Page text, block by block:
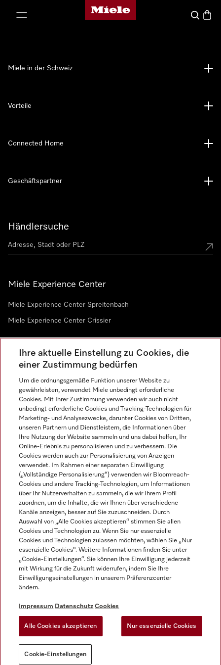
Miele-Homepage
Suche
Händlersuche
Miele Experience Center
Miele Experience Center Spreitenbach
Miele Experience Center Crissier
Newsletter
Sprache
DEUTSCH
Miele in der Schweiz
Vorteile
Connected Home
Geschäftspartner
Impressum
Datenschutz
Cookie-Einstellungen
Miele auf YoutubeMiele auf Instagram
Miele auf Facebook
Miele auf LinkedInMiele auf LinkedIn
Ihre aktuelle Einstellung zu Cookies, die
einer Zustimmung bedürfen
Um die ordnungsgemäße Funktion unserer Website zu
gewährleisten, verwendet Miele unbedingt erforderliche
Cookies. Mit Ihrer Zustimmung verwenden wir auch nicht
unbedingt erforderliche Cookies und Tracking-Technologien für
Marketing- und Analysezwecke, darunter Cookies von Dritten,
unseren Partnern und Dienstleistern, die Informationen über
Ihre Nutzung der Website sammeln und uns dabei helfen, Ihr
Online-Erlebnis zu personalisieren und zu verbessern. Die
Cookies werden auch zur Personalisierung von Anzeigen
verwendet. Im Rahmen einer separaten Einwilligung
(„Vollständige Personalisierung“) verwenden wir Bloomreach-
Cookies und andere Tracking-Technologien, um Informationen
über Ihr Nutzerverhalten zu sammeln, die wir Ihrem Profil
zuordnen, um die Inhalte, die wir Ihnen über verschiedene
Kanäle anzeigen, besser auf Sie zuzuschneiden. Durch
Auswahl von „Alle Cookies akzeptieren“ stimmen Sie allen
Cookies und Technologien zu. Wenn Sie nur essenzielle
Cookies und Technologien zulassen möchten, wählen Sie „Nur
essenzielle Cookies“. Weitere Informationen finden Sie unter
„Cookie-Einstellungen“. Sie können Ihre Einwilligung jederzeit
mit Wirkung für die Zukunft widerrufen, indem Sie Ihre
Einwilligungseinstellungen in unserem Präferenzcenter
ändern.
Impressum Datenschutz Cookies
Alle Cookies akzeptieren Nur essenzielle Cookies
Cookie-Einstellungen